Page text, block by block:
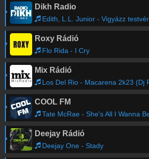
Dikh Radio
Edith, L.L. Junior - Vigyázz testvér
Roxy Rádió
Flo Rida - I Cry
Mix Rádió
Los Del Rio - Macarena 2k23 (Dj
COOL FM
Tate McRae - She's All I Wanna
Deejay Rádió
Deejay One - Stady